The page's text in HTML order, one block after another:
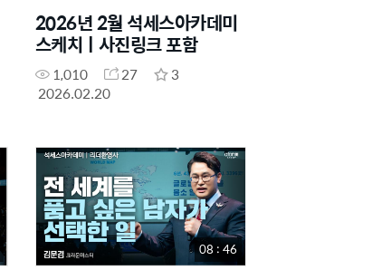
2026년 2월 석세스아카데미
스케치ㅣ사진링크 포함
1,010 27
3
2026.02.20
08 : 46